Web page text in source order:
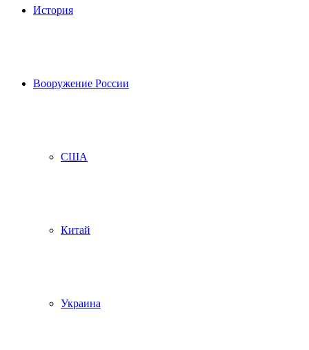
История
Вооружение России
США
Китай
Украина